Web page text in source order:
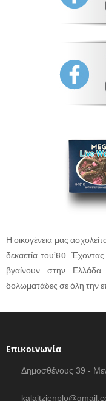
Η οικογένεια μας
δεκαετία του’60.
βγαίνουν στην
δολωματάδες σε όλη την
Επικοινωνία
Δημοσθένους 39 -